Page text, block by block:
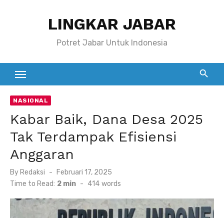
LINGKAR JABAR
Potret Jabar Untuk Indonesia
NASIONAL
Kabar Baik, Dana Desa 2025
Tak Terdampak Efisiensi
Anggaran
By Redaksi
Posted
on
Februari 17, 2025
Time to Read: 2 min - 414 words